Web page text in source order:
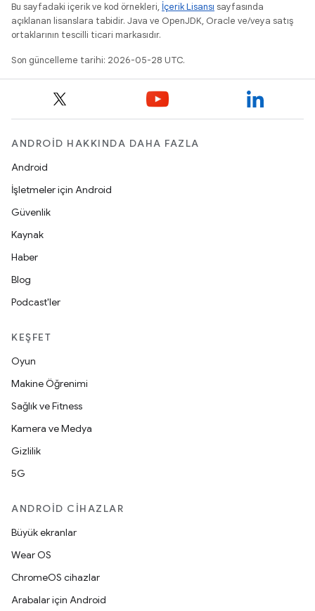
Bu sayfadaki içerik ve kod örnekleri, İçerik Lisansı sayfasında
açıklanan lisanslara tabidir. Java ve OpenJDK, Oracle ve/veya satış
ortaklarının tescilli ticari markasıdır.
Son güncelleme tarihi: 2026-05-28 UTC.
ANDROID HAKKINDA DAHA FAZLA
Android
İşletmeler için Android
Güvenlik
Kaynak
Haber
Blog
Podcast'ler
KEŞFET
Oyun
Makine Öğrenimi
Sağlık ve Fitness
Kamera ve Medya
Gizlilik
5G
ANDROID CIHAZLAR
Büyük ekranlar
Wear OS
ChromeOS cihazlar
Arabalar için Android